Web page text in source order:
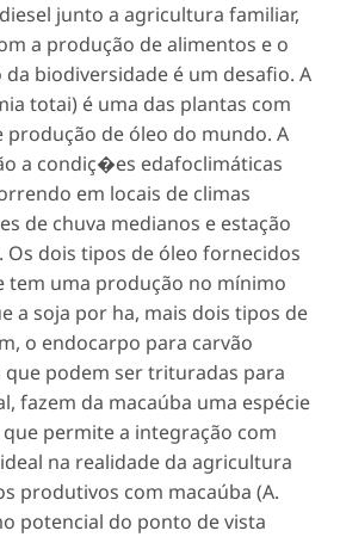
junto a agricultura familiar,
a produção de alimentos e o
da biodiversidade é um desafio. A
totai) é uma das plantas com
produção de óleo do mundo. A
a condiç�es edafoclimáticas
em locais de climas
de chuva medianos e estação
Os dois tipos de óleo fornecidos
tem uma produção no mínimo
a soja por ha, mais dois tipos de
o endocarpo para carvão
que podem ser trituradas para
fazem da macaúba uma espécie
permite a integração com
na realidade da agricultura
produtivos com macaúba (A.
potencial do ponto de vista